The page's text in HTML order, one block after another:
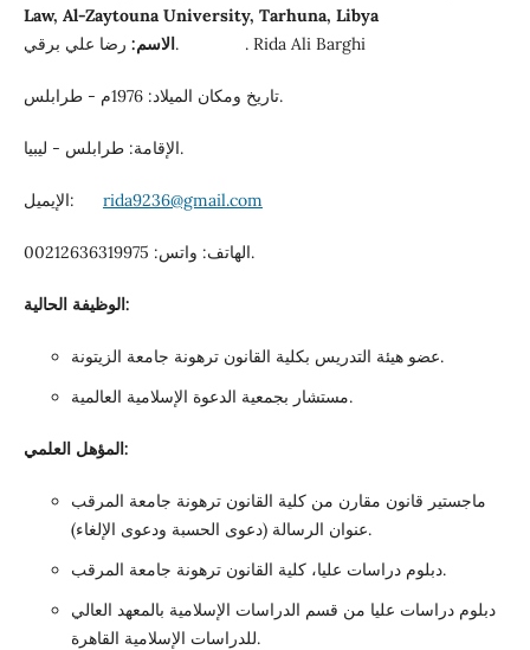
Law, Al-Zaytouna University, Tarhuna, Libya
الاسم:رضا علي برقي. . Rida Ali Barghi
تاريخ ومكان الميلاد: 1976م - طرابلس.
الإقامة: طرابلس - ليبيا.
الإيميل: rida9236@gmail.com
الهاتف: واتس: 00212636319975.
الوظيفة الحالية:
عضو هيئة التدريس بكلية القانون ترهونة جامعة الزيتونة.
مستشار بجمعية الدعوة الإسلامية العالمية.
المؤهل العلمي:
ماجستير قانون مقارن من كلية القانون ترهونة جامعة المرقب
عنوان الرسالة (دعوى الحسبة ودعوى الإلغاء).
دبلوم دراسات عليا، كلية القانون ترهونة جامعة المرقب.
دبلوم دراسات عليا من قسم الدراسات الإسلامية بالمعهد العالي
للدراسات الإسلامية القاهرة.